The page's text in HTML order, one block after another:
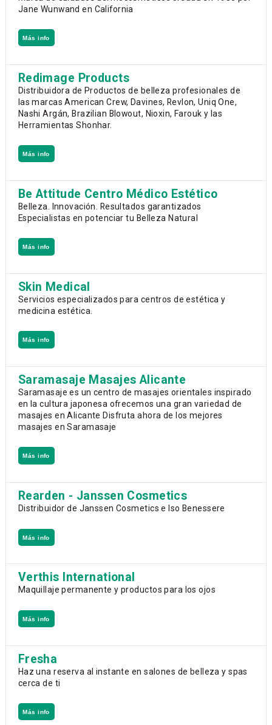
Jane Wunwand en California
Más info
Redimage Products
Distribuidora de Productos de belleza profesionales de
las marcas American Crew, Davines, Revlon, Uniq One,
Nashi Argán, Brazilian Blowout, Nioxin, Farouk y las
Herramientas Shonhar.
Más info
Be Attitude Centro Médico Estético
Belleza. Innovación. Resultados garantizados
Especialistas en potenciar tu Belleza Natural
Más info
Skin Medical
Servicios especializados para centros de estética y
medicina estética.
Más info
Saramasaje Masajes Alicante
Saramasaje es un centro de masajes orientales inspirado
en la cultura japonesa ofrecemos una gran variedad de
masajes en Alicante Disfruta ahora de los mejores
masajes en Saramasaje
Más info
Rearden - Janssen Cosmetics
Distribuidor de Janssen Cosmetics e Iso Benessere
Más info
Verthis International
Maquillaje permanente y productos para los ojos
Más info
Fresha
Haz una reserva al instante en salones de belleza y spas
cerca de ti
Más info